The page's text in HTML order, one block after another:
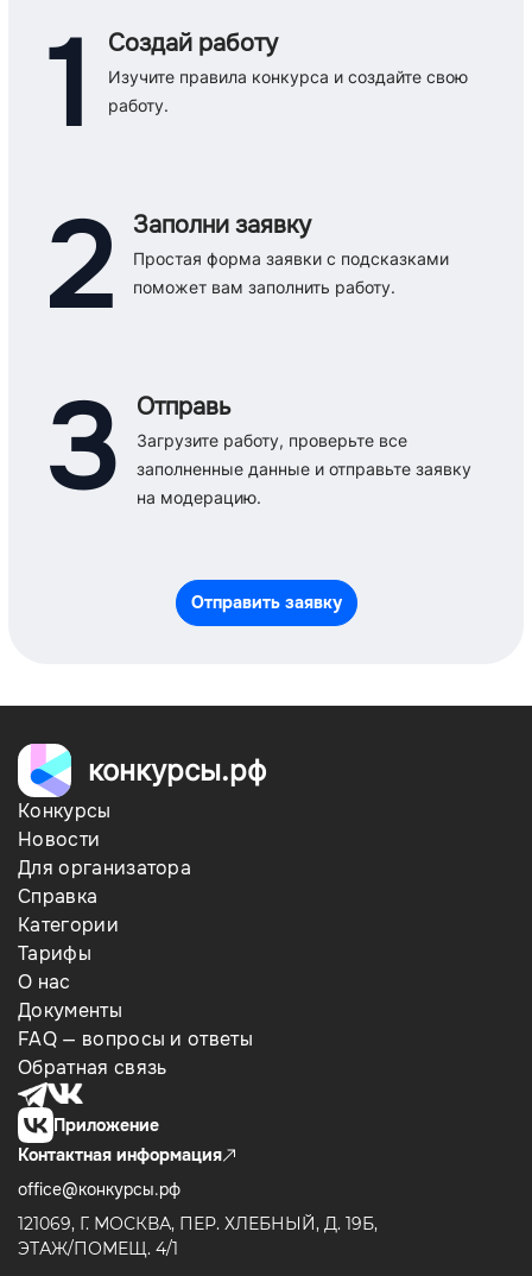
1 Создай работу
Изучите правила конкурса и создайте свою
работу.
2 Заполни заявку
Простая форма заявки с подсказками
поможет вам заполнить работу.
3 Отправь
Загрузите работу, проверьте все
заполненные данные и отправьте заявку
на модерацию.
Отправить заявку
конкурсы.рф
Конкурсы
Новости
Для организатора
Справка
Категории
Тарифы
О нас
Документы
FAQ — вопросы и ответы
Обратная связь
Приложение
Контактная информация
office@конкурсы.рф
121069, Г. МОСКВА, ПЕР. ХЛЕБНЫЙ, Д. 19Б,
ЭТАЖ/ПОМЕЩ. 4/1